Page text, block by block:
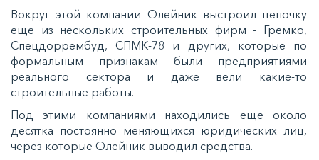
Вокруг этой компании Олейник выстроил цепочку
еще из нескольких строительных фирм - Гремко,
Спецдоррембуд, СПМК-78 и других, которые по
формальным признакам были предприятиями
реального сектора и даже вели какие-то
строительные работы.
Под этими компаниями находились еще около
десятка постоянно меняющихся юридических лиц,
через которые Олейник выводил средства.